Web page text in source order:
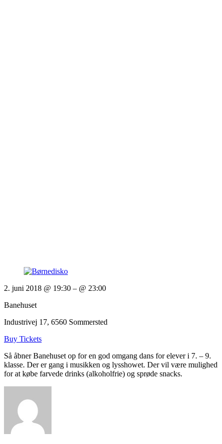
2. juni 2018 @ 19:30 – @ 23:00
Banehuset
Industrivej 17, 6560 Sommersted
Buy Tickets
Så åbner Banehuset op for en god omgang dans for elever i 7. – 9.
klasse. Der er gang i musikken og lysshowet. Der vil være mulighed
for at købe farvede drinks (alkoholfrie) og sprøde snacks.